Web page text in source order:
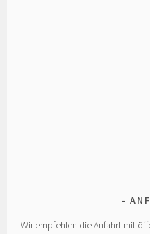
Wir empfehlen die Anfahrt mit